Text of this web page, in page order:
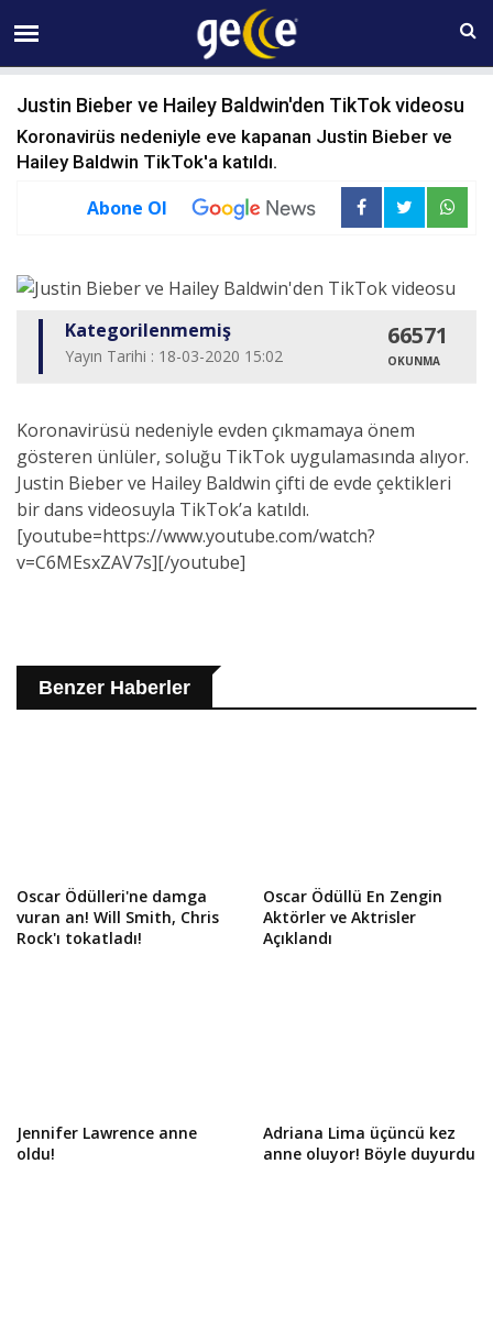
08 AĞUSTOS Cumartesi 17:28
Justin Bieber ve Hailey Baldwin'den TikTok videosu
Koronavirüs nedeniyle eve kapanan Justin Bieber ve
Hailey Baldwin TikTok'a katıldı.
Abone Ol
Kategorilenmemiş
Yayın Tarihi : 18-03-2020 15:02
66571
OKUNMA
Koronavirüsü nedeniyle evden çıkmamaya önem
gösteren ünlüler, soluğu TikTok uygulamasında alıyor.
Justin Bieber ve Hailey Baldwin çifti de evde çektikleri
bir dans videosuyla TikTok’a katıldı.
[youtube=https://www.youtube.com/watch?
v=C6MEsxZAV7s][/youtube]
Benzer Haberler
Oscar Ödülleri'ne damga
vuran an! Will Smith, Chris
Rock'ı tokatladı!
Oscar Ödüllü En Zengin
Aktörler ve Aktrisler
Açıklandı
Jennifer Lawrence anne
oldu!
Adriana Lima üçüncü kez
anne oluyor! Böyle duyurdu